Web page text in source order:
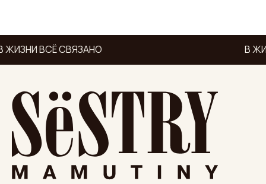
ЖИЗНИ ВСЁ СВЯЗАНО В